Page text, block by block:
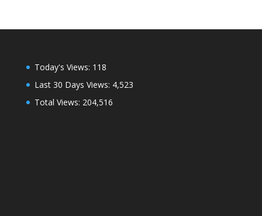
Today's Views: 118
Last 30 Days Views: 4,523
Total Views: 204,516